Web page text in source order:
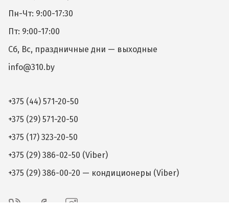
Пн-Чт: 9:00-17:30
Пт: 9:00-17:00
Сб, Вс, праздничные дни — выходные
info@310.by
+375 (44) 571-20-50
+375 (29) 571-20-50
+375 (17) 323-20-50
+375 (29) 386-02-50 (Viber)
+375 (29) 386-00-20 — кондиционеры (Viber)